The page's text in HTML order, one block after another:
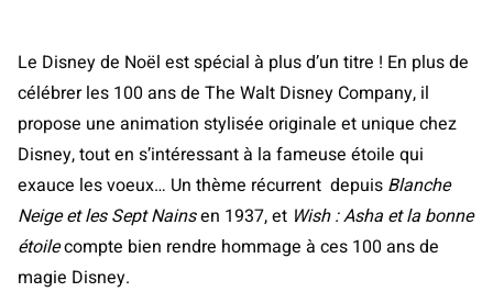
Le Disney de Noël est spécial à plus d’un titre ! En plus de
célébrer les 100 ans de The Walt Disney Company, il
propose une animation stylisée originale et unique chez
Disney, tout en s’intéressant à la fameuse étoile qui
exauce les voeux… Un thème récurrent depuis Blanche
Neige et les Sept Nainsen 1937, et Wish : Asha et la bonne
étoilecompte bien rendre hommage à ces 100 ans de
magie Disney.